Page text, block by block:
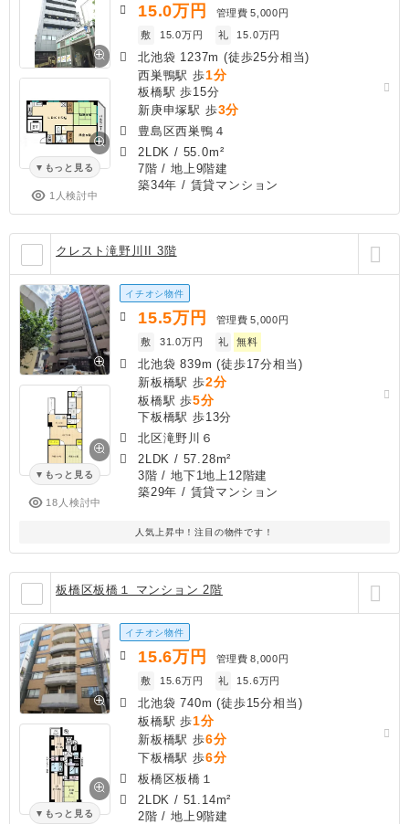
もっと見る
1人検討中
15.0万円 管理費 5,000円
敷
15.0万円 礼 15.0万円
北池袋 1237m (徒歩25分相当)
西巣鴨駅 歩1分
板橋駅 歩15分
新庚申塚駅 歩3分
豊島区西巣鴨４
2LDK / 55.0m²
7階 / 地上9階建
築34年 / 賃貸マンション
クレスト滝野川II 3階
もっと見る
18人検討中
イチオシ物件
15.5万円 管理費 5,000円
敷
31.0万円 礼 無料
北池袋 839m (徒歩17分相当)
新板橋駅 歩2分
板橋駅 歩5分
下板橋駅 歩13分
北区滝野川６
2LDK / 57.28m²
3階 / 地下1地上12階建
築29年 / 賃貸マンション
人気上昇中！注目の物件です！
板橋区板橋１ マンション 2階
もっと見る
イチオシ物件
15.6万円 管理費 8,000円
敷
15.6万円 礼 15.6万円
北池袋 740m (徒歩15分相当)
板橋駅 歩1分
新板橋駅 歩6分
下板橋駅 歩6分
板橋区板橋１
2LDK / 51.14m²
2階 / 地上9階建